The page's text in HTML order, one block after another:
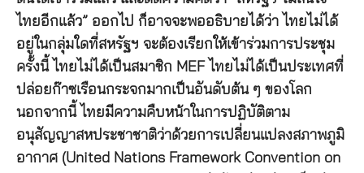
ไทยอีกแล้ว” ออกไป ก็อาจจะพออธิบายได้ว่า ไทยไม่ได้
อยู่ในกลุ่มใดที่สหรัฐฯ จะต้องเรียกให้เข้าร่วมการประชุม
ครั้งนี้ ไทยไม่ได้เป็นสมาชิก MEF ไทยไม่ได้เป็นประเทศที่
ปล่อยก๊าซเรือนกระจกมากเป็นอันดับต้น ๆ ของโลก
นอกจากนี้ ไทยมีความคืบหน้าในการปฏิบัติตาม
อนุสัญญาสหประชาชาติว่าด้วยการเปลี่ยนแปลงสภาพภูมิ
อากาศ (United Nations Framework Convention on